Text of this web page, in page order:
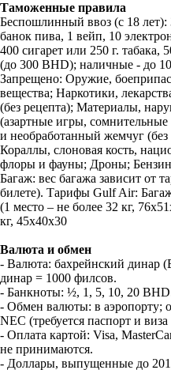
Таможенные правила
Беспошлинный ввоз (с 18 лет):
банок пива, 1 вейп, 10
400 сигарет или 250 г.
(до 300 BHD); наличные - до
Запрещено: Оружие,
вещества; Наркотики,
(без рецепта); Материалы,
(азартные игры,
и необработанный жемчуг
Кораллы, слоновая кость,
флоры и фауны; Дроны;
Багаж: вес багажа зависит от
билете). Тарифы Gulf Air:
(1 место – не более 32 кг,
кг, 45х40х30
Валюта и обмен
- Валюта: бахрейнский динар
динар = 1000 филсов.
- Банкноты: ½, 1, 5, 10, 20
- Обмен валюты: в аэропорту;
NEC (требуется паспорт и
- Оплата картой: Visa,
не принимаются.
- Доллары, выпущенные до